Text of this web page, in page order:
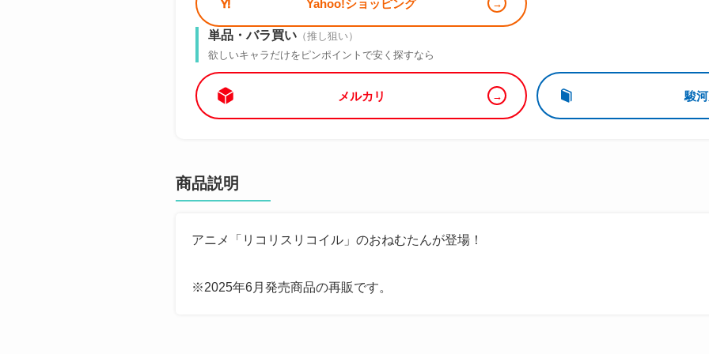
Yahoo!ショッピング
単品・バラ買い （推し狙い）
欲しいキャラだけをピンポイントで安く探すなら
メルカリ 駿
商品説明
アニメ「リコリスリコイル」のおねむたんが登場！
※2025年6月発売商品の再販です。